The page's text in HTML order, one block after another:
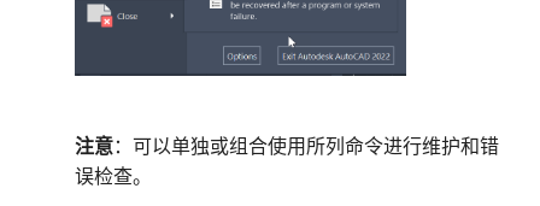
注意：可以单独或组合使用所列命令进行维护和错
误检查。